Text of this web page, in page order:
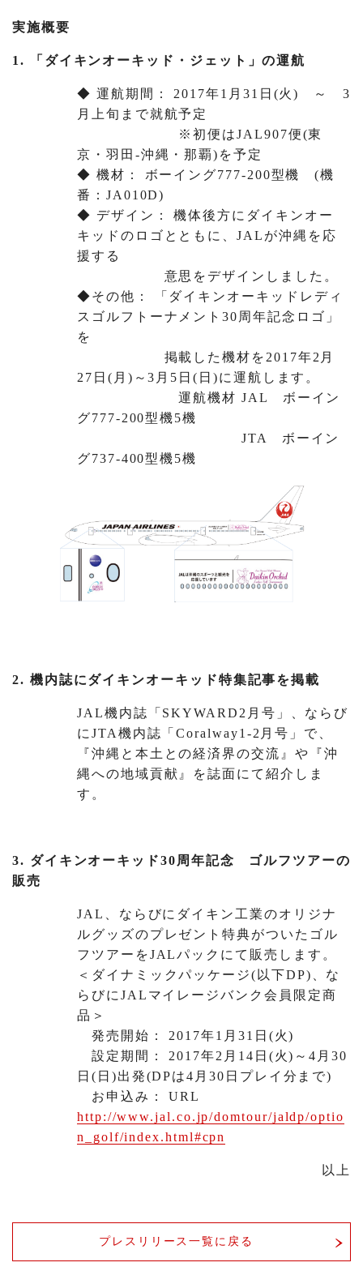
実施概要
1. 「ダイキンオーキッド・ジェット」の運航
◆ 運航期間： 2017年1月31日(火) ～ 3
月上旬まで就航予定
※初便はJAL907便(東
京・羽田-沖縄・那覇)を予定
◆ 機材： ボーイング777-200型機 (機
番：JA010D)
◆ デザイン： 機体後方にダイキンオー
キッドのロゴとともに、JALが沖縄を応
援する
意思をデザインしました。
◆その他： 「ダイキンオーキッドレディ
スゴルフトーナメント30周年記念ロゴ」
を
掲載した機材を2017年2月
27日(月)～3月5日(日)に運航します。
運航機材 JAL ボーイン
グ777-200型機5機
JTA ボーイン
グ737-400型機5機
2. 機内誌にダイキンオーキッド特集記事を掲載
JAL機内誌「SKYWARD2月号」、ならび
にJTA機内誌「Coralway1-2月号」で、
『沖縄と本土との経済界の交流』や『沖
縄への地域貢献』を誌面にて紹介しま
す。
3. ダイキンオーキッド30周年記念 ゴルフツアーの
販売
JAL、ならびにダイキン工業のオリジナ
ルグッズのプレゼント特典がついたゴル
フツアーをJALパックにて販売します。
＜ダイナミックパッケージ(以下DP)、な
らびにJALマイレージバンク会員限定商
品＞
発売開始： 2017年1月31日(火)
設定期間： 2017年2月14日(火)～4月30
日(日)出発(DPは4月30日プレイ分まで)
お申込み： URL
http://www.jal.co.jp/domtour/jaldp/optio
n_golf/index.html#cpn
以上
プレスリリース一覧に戻る